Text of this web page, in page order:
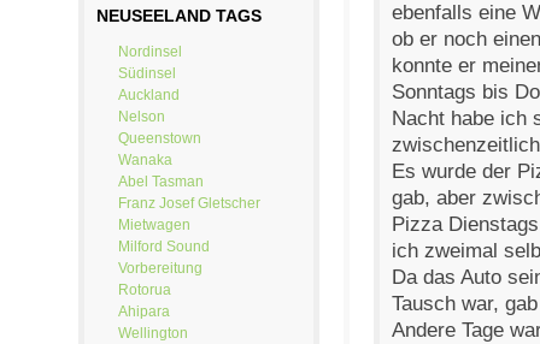
NEUSEELAND TAGS
Nordinsel
Südinsel
Auckland
Nelson
Queenstown
Wanaka
Abel Tasman
Franz Josef Gletscher
Mietwagen
Milford Sound
Vorbereitung
Rotorua
Ahipara
Wellington
ebenfalls eine
ob er noch
konnte er
Sonntags bis
Nacht habe ich
Es wurde der
gab, aber
Pizza
ich zweimal
Da das Auto
Tausch war,
Andere Tage